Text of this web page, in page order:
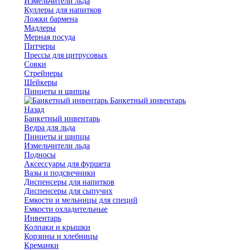
Куллеры для напитков
Ложки бармена
Мадлеры
Мерная посуда
Питчеры
Прессы для цитрусовых
Совки
Стрейнеры
Шейкеры
Пинцеты и щипцы
Банкетный инвентарь
Назад
Банкетный инвентарь
Ведра для льда
Пинцеты и щипцы
Измельчители льда
Подносы
Аксессуары для фуршета
Вазы и подсвечники
Диспенсеры для напитков
Диспенсеры для сыпучих
Емкости и мельницы для специй
Емкости охладительные
Инвентарь
Колпаки и крышки
Корзины и хлебницы
Креманки